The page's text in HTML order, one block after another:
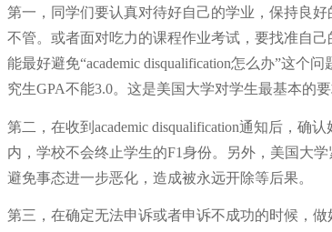
第一，同学们要认真对待好自己的学业，保持良
不管。或者面对吃力的课程作业考试，要找准自己
能最好避免“academic disqualification怎么办”这个
究生GPA不能3.0。这是美国大学对学生最基本的要
第二，在收到academic disqualification通知后，确
内，学校不会终止学生的F1身份。另外，美国大
避免事态进一步恶化，造成被永远开除等后果。
第三，在确定无法申诉或者申诉不成功的时候，